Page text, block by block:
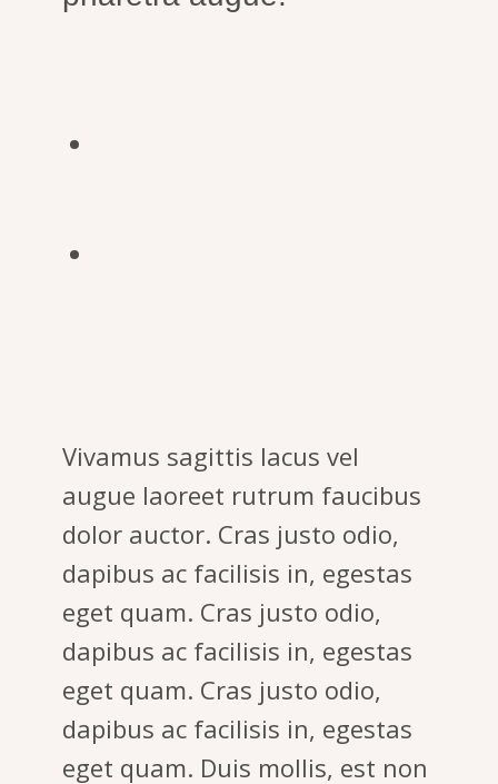
Vivamus sagittis lacus vel
augue laoreet rutrum faucibus
dolor auctor. Cras justo odio,
dapibus ac facilisis in, egestas
eget quam. Cras justo odio,
dapibus ac facilisis in, egestas
eget quam. Cras justo odio,
dapibus ac facilisis in, egestas
eget quam. Duis mollis, est non